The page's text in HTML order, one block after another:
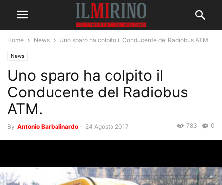
Home News Uno sparo ha colpito il Conducente del Radiobus ATM.
News
Uno sparo ha colpito il
Conducente del Radiobus
ATM.
By Antonio Barbalinardo - 24 Agosto 2017 0
783